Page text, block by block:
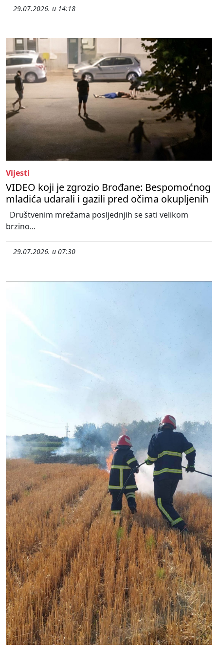
29.07.2026. u 14:18
Vijesti
VIDEO koji je zgrozio Brođane: Bespomoćnog
mladića udarali i gazili pred očima okupljenih
Društvenim mrežama posljednjih se sati velikom
brzino...
29.07.2026. u 07:30